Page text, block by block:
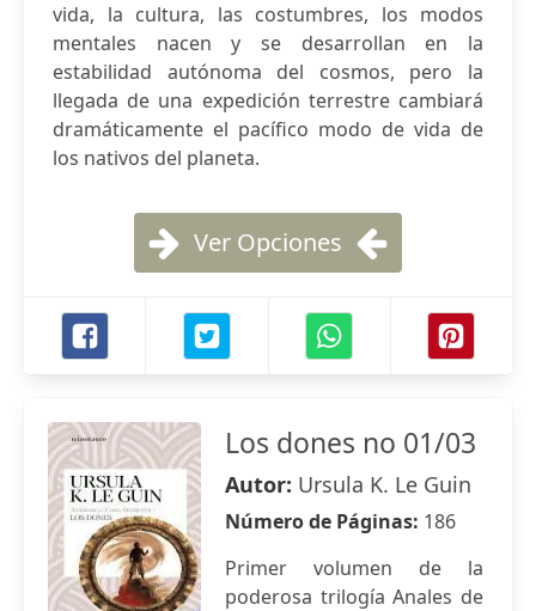
vida, la cultura, las costumbres, los modos
mentales nacen y se desarrollan en la
estabilidad autónoma del cosmos, pero la
llegada de una expedición terrestre cambiará
dramáticamente el pacífico modo de vida de
los nativos del planeta.
Ver Opciones
Los dones no 01/03
Autor: Ursula K. Le Guin
Número de Páginas: 186
Primer volumen de la
poderosa trilogía Anales de